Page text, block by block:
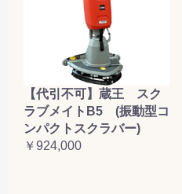
【代引不可】蔵王 スク
ラブメイトB5 (振動型コ
ンパクトスクラバー)
￥924,000